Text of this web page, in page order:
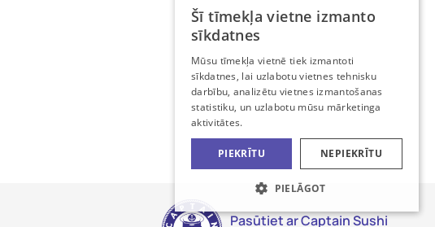
Pasūtiet ar Captain Sushi
LATVIAN
Šī tīmekļa vietne izmanto
sīkdatnes
Mūsu tīmekļa vietnē tiek izmantoti
sīkdatnes, lai uzlabotu vietnes tehnisku
darbību, analizētu vietnes izmantošanas
statistiku, un uzlabotu mūsu mārketinga
aktivitātes.
PIEKRĪTU NEPIEKRĪTU
PIELĀGOT